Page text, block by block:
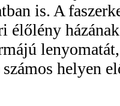
is. A
élőlény
számos helyen